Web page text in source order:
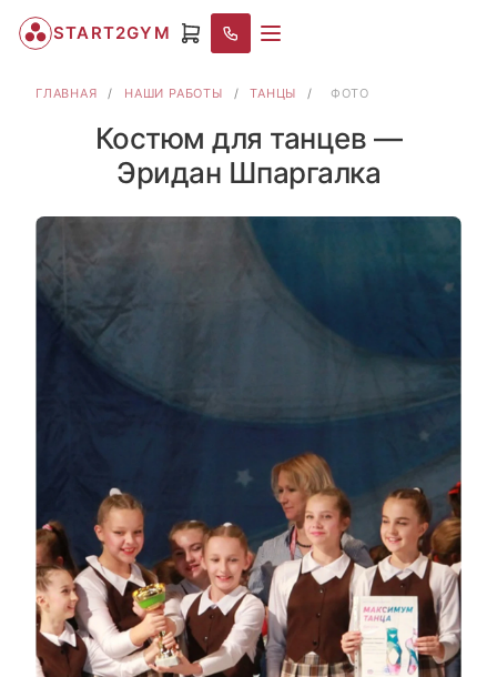
START2GYM
ГЛАВНАЯ / НАШИ РАБОТЫ / ТАНЦЫ / ФОТО
Костюм для танцев —
Эридан Шпаргалка